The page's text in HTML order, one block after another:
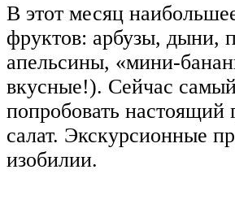
В этот месяц
фруктов: арбузы, дыни,
апельсины, «мини-
вкусные!). Сейчас
попробовать настоящий
салат. Экскурсионные
изобилии.